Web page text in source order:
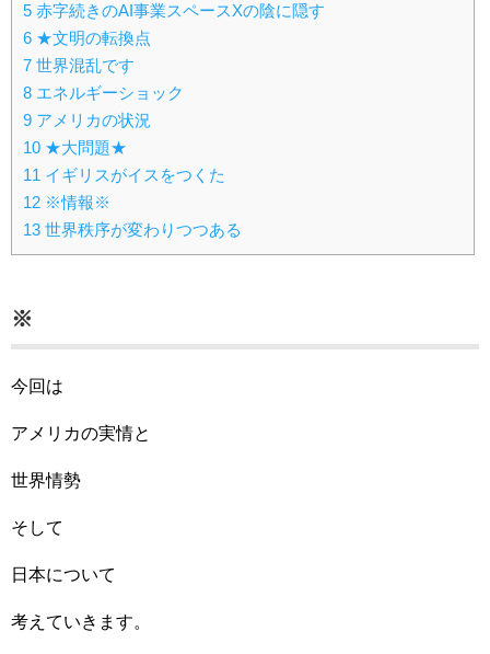
5 赤字続きのAI事業スペースXの陰に隠す
6 ★文明の転換点
7 世界混乱です
8 エネルギーショック
9 アメリカの状況
10 ★大問題★
11 イギリスがイスをつくた
12 ※情報※
13 世界秩序が変わりつつある
※
今回は
アメリカの実情と
世界情勢
そして
日本について
考えていきます。